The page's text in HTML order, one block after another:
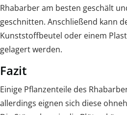
Rhabarber am besten geschält
geschnitten. Anschließend kann
Kunststoffbeutel oder einem
gelagert werden.
Fazit
Einige Pflanzenteile des
allerdings eignen sich diese